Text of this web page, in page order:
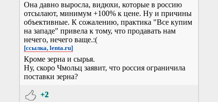
Она давно выросла, видюхи, которые в россию
отсылают, минимум +100% к цене. Ну и причины
объективные. К сожалению, практика "Все купим
на западе" привела к тому, что продавать нам
нечего, нечего ваще.:(
[ссылка, lenta.ru]
Кроме зерна и сырья.
Ну, скоро Чмольц заявит, что россия ограничила
поставки зерна?
+2